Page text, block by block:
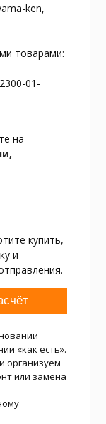
ken,
товарами:
01-
на
купить,
и
«как есть».
организуем
или замена